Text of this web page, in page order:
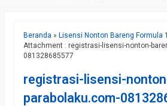
Beranda » Lisensi Nonton Bareng Formula
Attachment : registrasi-lisensi-nonton-
081328685577
registrasi-lisensi-
parabolaku.com-